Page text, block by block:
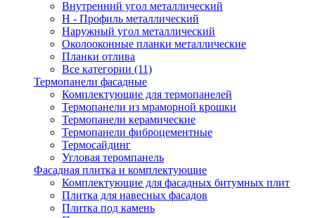
Внутренний угол металлический
Н - Профиль металлический
Наружный угол металлический
Околооконные планки металлические
Планки отлива
Все категории (11)
Термопанели фасадные
Комплектующие для термопанелей
Термопанели из мраморной крошки
Термопанели керамические
Термопанели фиброцементные
Термосайдинг
Угловая теромпанель
Фасадная плитка и комплектующие
Комплектующие для фасадных битумных плит
Плитка для навесных фасадов
Плитка под камень